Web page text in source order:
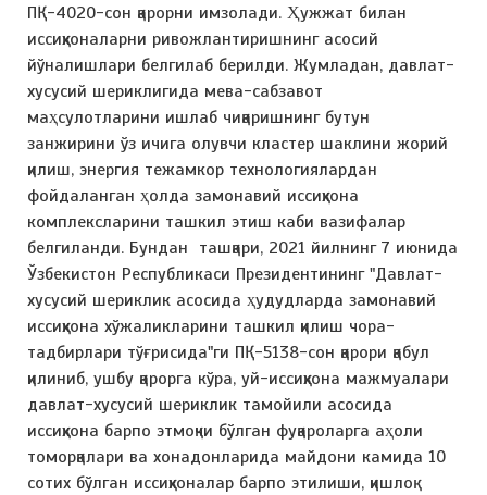
ПҚ-4020-сон қарорни имзолади. Ҳужжат билан
иссиқхоналарни ривожлантиришнинг асосий
йўналишлари белгилаб берилди. Жумладан, давлат-
хусусий шериклигида мева-сабзавот
маҳсулотларини ишлаб чиқаришнинг бутун
занжирини ўз ичига олувчи кластер шаклини жорий
қилиш, энергия тежамкор технологиялардан
фойдаланган ҳолда замонавий иссиқхона
комплексларини ташкил этиш каби вазифалар
белгиланди. Бундан ташқари, 2021 йилнинг 7 июнида
Ўзбекистон Республикаси Президентининг "Давлат-
хусусий шериклик асосида ҳудудларда замонавий
иссиқхона хўжаликларини ташкил қилиш чора-
тадбирлари тўғрисида"ги ПҚ-5138-сон қарори қабул
қилиниб, ушбу қарорга кўра, уй-иссиқхона мажмуалари
давлат-хусусий шериклик тамойили асосида
иссиқхона барпо этмоқчи бўлган фуқароларга аҳоли
томорқалари ва хонадонларида майдони камида 10
сотих бўлган иссиқхоналар барпо этилиши, қишлоқ